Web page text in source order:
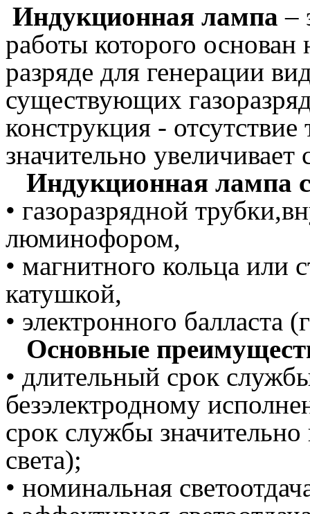
Индукционная лампа –
работы которого
разряде для генерации
существующих
конструкция -
значительно
Индукционная лампа
• газоразрядной
люминофором,
• магнитного кольца
катушкой,
• электронного балласта
Основные
• длительный срок
безэлектродному
срок службы
света);
• номинальная